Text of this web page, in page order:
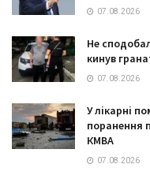
07.08.2026
Не
кинув
07.08.2026
У лікарні
поранення
КМВА
07.08.2026